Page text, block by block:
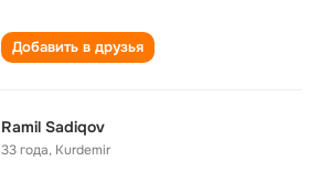
Добавить в друзья
Ramil Sadiqov
33 года, Kurdemir